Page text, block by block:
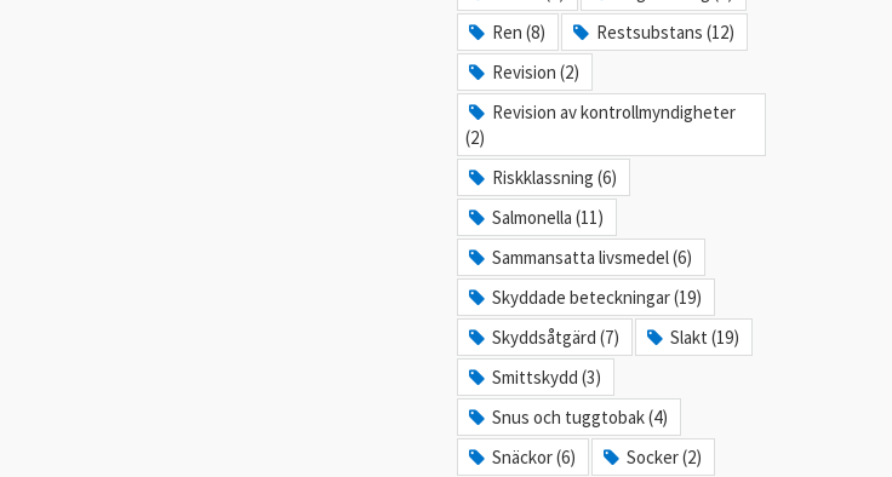
Ren (8)
Restsubstans (12)
Revision (2)
Revision av kontrollmyndigheter
(2)
Riskklassning (6)
Salmonella (11)
Sammansatta livsmedel (6)
Skyddade beteckningar (19)
Skyddsåtgärd (7)
Slakt (19)
Smittskydd (3)
Snus och tuggtobak (4)
Snäckor (6)
Socker (2)